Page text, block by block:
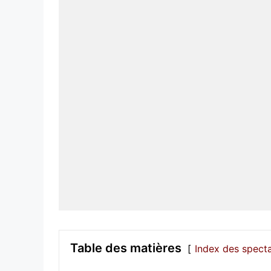
Table des matières Index des